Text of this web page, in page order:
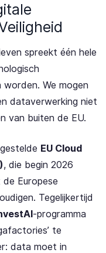
spreekt één hele
We mogen
dataverwerking niet
van buiten de EU.
EU Cloud
, die begin 2026
Europese
Tegelijkertijd
-programma
te
data moet in